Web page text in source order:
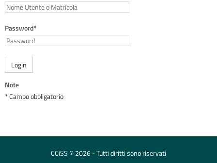
Password*
Login
Note
* Campo obbligatorio
CCiSS © 2026 - Tutti diritti sono riservati